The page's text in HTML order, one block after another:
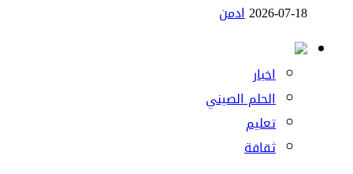
2026-07-18ادمن
اخبار
الحلم الصيني
تعليم
ثقافة